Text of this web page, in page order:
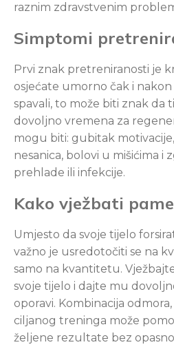
raznim zdravstvenim
Simptomi
Prvi znak pretreniranosti je
osjećate umorno čak i
spavali, to može biti znak da
dovoljno vremena za
mogu biti: gubitak
nesanica, bolovi u mišićima i
prehlade ili infekcije.
Kako vježbati
Umjesto da svoje tijelo
važno je usredotočiti se na
samo na kvantitetu.
svoje tijelo i dajte mu
oporavi. Kombinacija
ciljanog treninga može
željene rezultate bez